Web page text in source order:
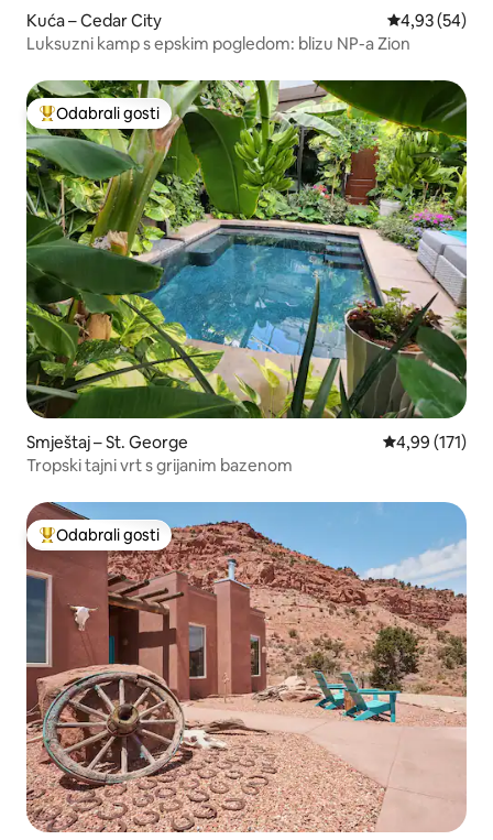
Kuća – Cedar City Prosječna
4,93 (54)
Luksuzni kamp s epskim pogledom: blizu NP-a Zion
Među najviše rangiranima s oznakom „Odabrali gosti”
Odabrali gosti
Smještaj – St. George Prosječna
4,99 (171)
Tropski tajni vrt s grijanim bazenom
Među najviše rangiranima s oznakom „Odabrali gosti”
Odabrali gosti